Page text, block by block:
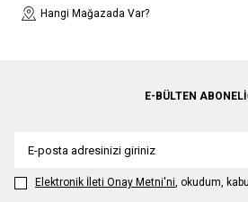
Hangi Mağazada Var?
E-BÜLTEN
Elektronik İleti Onay Metni'ni, okudum,